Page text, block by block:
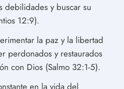
debilidades y buscar su
12:9).
la paz y la libertad
perdonados y restaurados
con Dios (Salmo 32:1-5).
en la vida del